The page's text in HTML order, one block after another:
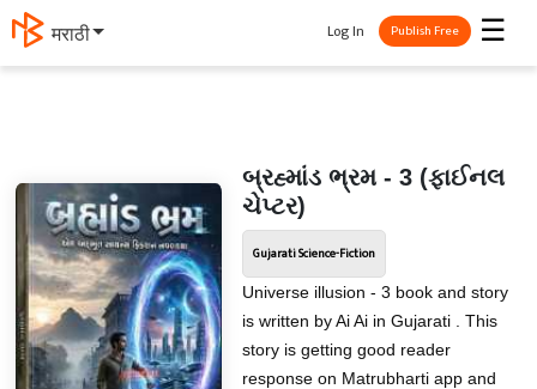
मराठी ☰
Log In Publish Free
બ્રહ્માંડ ભ્રમ - 3 (ફાઈનલ
ચેપ્ટર)
Gujarati Science-Fiction
Universe illusion - 3 book and story
is written by Ai Ai in Gujarati . This
story is getting good reader
response on Matrubharti app and